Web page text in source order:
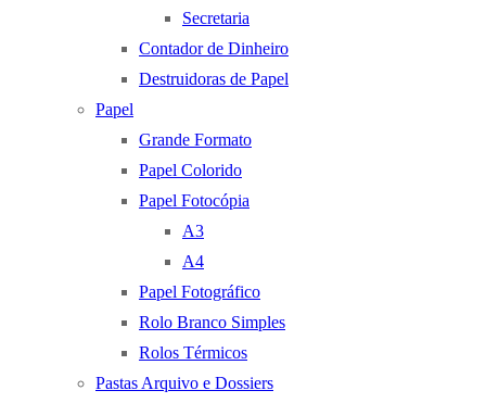
Secretaria
Contador de Dinheiro
Destruidoras de Papel
Papel
Grande Formato
Papel Colorido
Papel Fotocópia
A3
A4
Papel Fotográfico
Rolo Branco Simples
Rolos Térmicos
Pastas Arquivo e Dossiers